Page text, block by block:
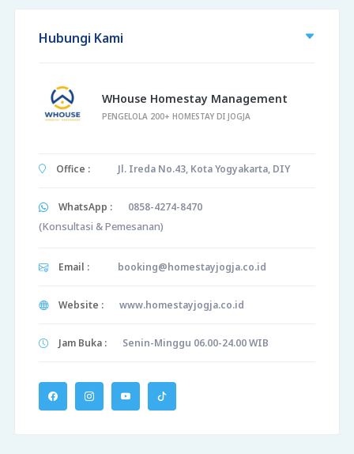
Hubungi Kami
WHouse Homestay Management
PENGELOLA 200+ HOMESTAY DI JOGJA
Office : Jl. Ireda No.43, Kota Yogyakarta, DIY
WhatsApp : 0858-4274-8470
(Konsultasi & Pemesanan)
Email : booking@homestayjogja.co.id
Website : www.homestayjogja.co.id
Jam Buka : Senin-Minggu 06.00-24.00 WIB